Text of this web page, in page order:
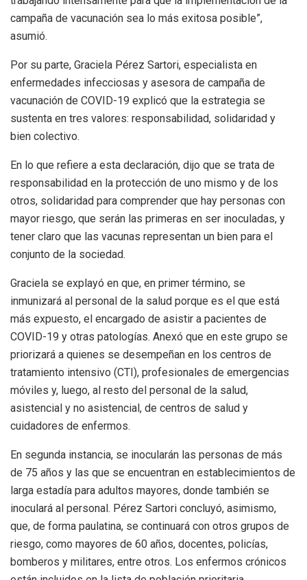
campaña de vacunación sea lo más exitosa posible”,
asumió.
Por su parte, Graciela Pérez Sartori, especialista en
enfermedades infecciosas y asesora de campaña de
vacunación de COVID-19 explicó que la estrategia se
sustenta en tres valores: responsabilidad, solidaridad y
bien colectivo.
En lo que refiere a esta declaración, dijo que se trata de
responsabilidad en la protección de uno mismo y de los
otros, solidaridad para comprender que hay personas con
mayor riesgo, que serán las primeras en ser inoculadas, y
tener claro que las vacunas representan un bien para el
conjunto de la sociedad.
Graciela se explayó en que, en primer término, se
inmunizará al personal de la salud porque es el que está
más expuesto, el encargado de asistir a pacientes de
COVID-19 y otras patologías. Anexó que en este grupo se
priorizará a quienes se desempeñan en los centros de
tratamiento intensivo (CTI), profesionales de emergencias
móviles y, luego, al resto del personal de la salud,
asistencial y no asistencial, de centros de salud y
cuidadores de enfermos.
En segunda instancia, se inocularán las personas de más
de 75 años y las que se encuentran en establecimientos de
larga estadía para adultos mayores, donde también se
inoculará al personal. Pérez Sartori concluyó, asimismo,
que, de forma paulatina, se continuará con otros grupos de
riesgo, como mayores de 60 años, docentes, policías,
bomberos y militares, entre otros. Los enfermos crónicos